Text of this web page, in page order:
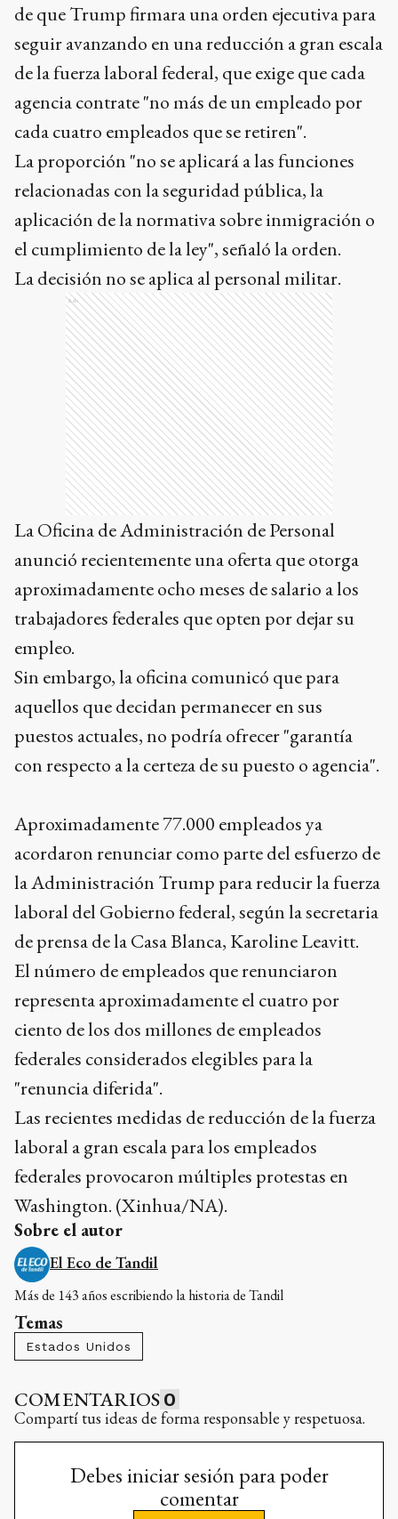
de que Trump firmara una orden ejecutiva para
seguir avanzando en una reducción a gran escala
de la fuerza laboral federal, que exige que cada
agencia contrate "no más de un empleado por
cada cuatro empleados que se retiren".
La proporción "no se aplicará a las funciones
relacionadas con la seguridad pública, la
aplicación de la normativa sobre inmigración o
el cumplimiento de la ley", señaló la orden.
La decisión no se aplica al personal militar.
Ads
La Oficina de Administración de Personal
anunció recientemente una oferta que otorga
aproximadamente ocho meses de salario a los
trabajadores federales que opten por dejar su
empleo.
Sin embargo, la oficina comunicó que para
aquellos que decidan permanecer en sus
puestos actuales, no podría ofrecer "garantía
con respecto a la certeza de su puesto o agencia".
Aproximadamente 77.000 empleados ya
acordaron renunciar como parte del esfuerzo de
la Administración Trump para reducir la fuerza
laboral del Gobierno federal, según la secretaria
de prensa de la Casa Blanca, Karoline Leavitt.
El número de empleados que renunciaron
representa aproximadamente el cuatro por
ciento de los dos millones de empleados
federales considerados elegibles para la
"renuncia diferida".
Las recientes medidas de reducción de la fuerza
laboral a gran escala para los empleados
federales provocaron múltiples protestas en
Washington. (Xinhua/NA).
Sobre el autor
El Eco de Tandil
Más de 143 años escribiendo la historia de Tandil
Temas
Estados Unidos
COMENTARIOS 0
Compartí tus ideas de forma responsable y respetuosa.
Debes iniciar sesión para poder
comentar